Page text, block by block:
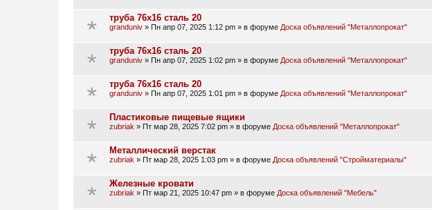
труба 76х16 сталь 20
granduniv » Пн апр 07, 2025 1:12 pm » в форуме Доска объявлений "Металлопрокат"
труба 76х16 сталь 20
granduniv » Пн апр 07, 2025 1:02 pm » в форуме Доска объявлений "Металлопрокат"
труба 76х16 сталь 20
granduniv » Пн апр 07, 2025 1:01 pm » в форуме Доска объявлений "Металлопрокат"
Пластиковые пищевые ящики
zubriak » Пт мар 28, 2025 7:02 pm » в форуме Доска объявлений "Металлопрокат"
Металлический верстак
zubriak » Пт мар 28, 2025 1:03 pm » в форуме Доска объявлений "Стройматериалы"
Железные кровати
zubriak » Пт мар 21, 2025 10:47 pm » в форуме Доска объявлений "Мебель"